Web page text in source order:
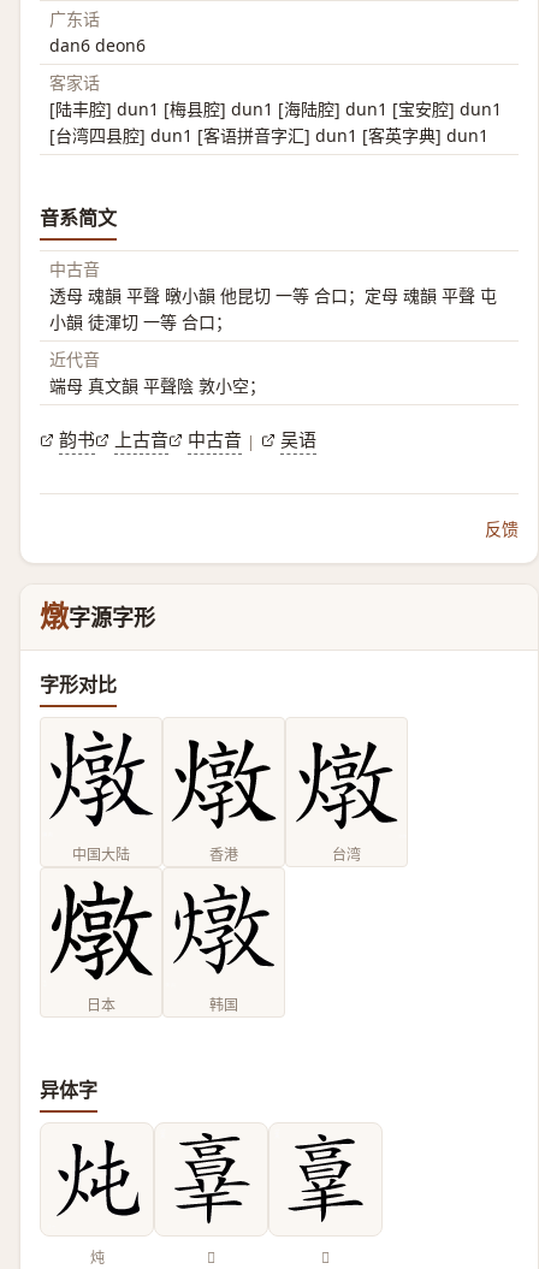
广东话
dan6 deon6
客家话
[陆丰腔] dun1 [梅县腔] dun1 [海陆腔] dun1 [宝安腔] dun1
[台湾四县腔] dun1 [客语拼音字汇] dun1 [客英字典] dun1
音系简文
中古音
透母 魂韻 平聲 暾小韻 他昆切 一等 合口；定母 魂韻 平聲 屯
小韻 徒渾切 一等 合口；
近代音
端母 真文韻 平聲陰 敦小空；
韵书 上古音 中古音 | 吴语
反馈
燉字源字形
字形对比
中国大陆 香港 台湾
日本 韩国
异体字
炖 𦎧 𦎫